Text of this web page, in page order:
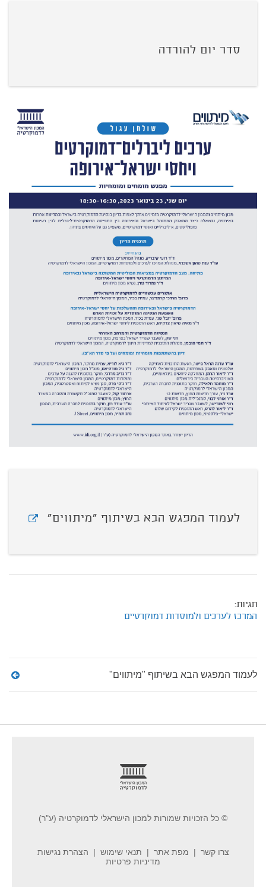
סדר יום להורדה
לעמוד המפגש הבא בשיתוף "מיתווים"
תגיות:
המרכז לערכים ולמוסדות דמוקרטיים
לעמוד המפגש הבא בשיתוף "מיתווים"
© כל הזכויות שמורות למכון הישראלי לדמוקרטיה (ע"ר)
צרו קשר מפת אתר תנאי שימוש
הצהרת נגישות
מדיניות פרטיות